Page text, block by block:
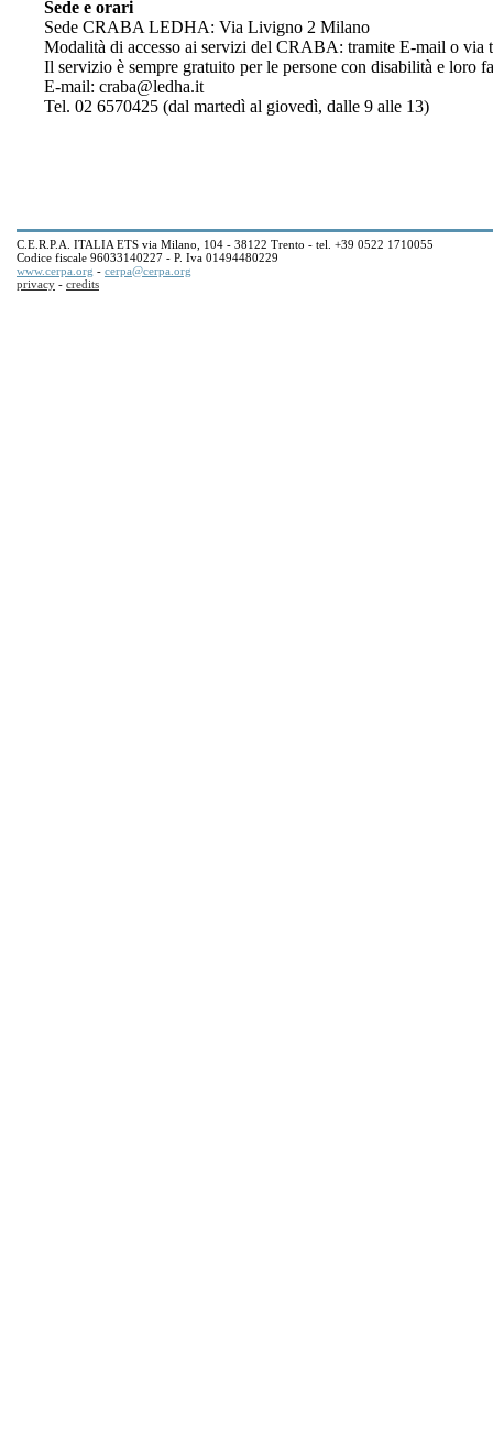
Sede e orari
Sede CRABA LEDHA: Via Livigno 2 Milano
Modalità di accesso ai servizi del CRABA: tramite E-mail o via
Il servizio è sempre gratuito per le persone con disabilità e loro
E-mail: craba@ledha.it
Tel. 02 6570425 (dal martedì al giovedì, dalle 9 alle 13)
C.E.R.P.A. ITALIA ETS via Milano, 104 - 38122 Trento - tel. +39 0522 1710055
Codice fiscale 96033140227 - P. Iva 01494480229
www.cerpa.org - cerpa@cerpa.org
privacy - credits